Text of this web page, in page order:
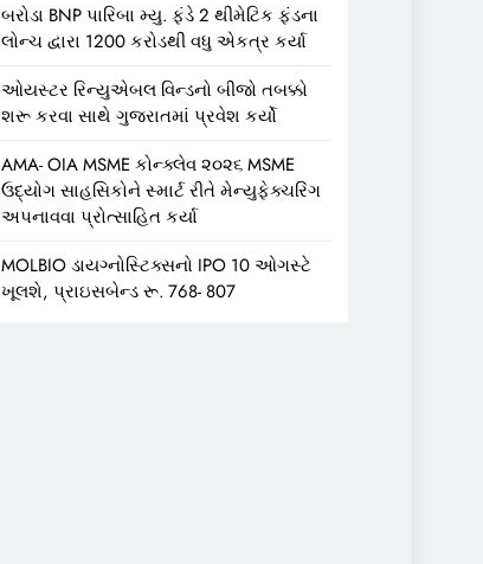
બરોડા BNP પારિબા મ્યુ. ફંડે 2 થીમેટિક ફંડના
લોન્ચ દ્વારા 1200 કરોડથી વધુ એકત્ર કર્યા
ઓયસ્ટર રિન્યુએબલ વિન્ડનો બીજો તબક્કો
શરૂ કરવા સાથે ગુજરાતમાં પ્રવેશ કર્યો
AMA- OIA MSME કોન્ક્લેવ ૨૦૨૬ MSME
ઉદ્યોગ સાહસિકોને સ્માર્ટ રીતે મેન્યુફેક્ચરિંગ
અપનાવવા પ્રોત્સાહિત કર્યા
MOLBIO ડાયગ્નોસ્ટિક્સનો IPO 10 ઓગસ્ટે
ખૂલશે, પ્રાઇસબેન્ડ રૂ. 768- 807